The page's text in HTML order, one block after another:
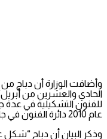
وأضافت الوزارة أن دباح
للفنون التشكيلية في
عام 2010 دائرة الفنون في جامعة القدس”.